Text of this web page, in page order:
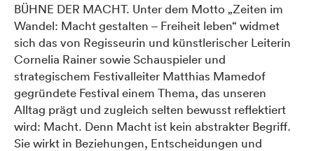
BÜHNE DER MACHT. Unter dem Motto „Zeiten im
Wandel: Macht gestalten – Freiheit leben“ widmet
sich das von Regisseurin und künstlerischer Leiterin
Cornelia Rainer sowie Schauspieler und
strategischem Festivalleiter Matthias Mamedof
gegründete Festival einem Thema, das unseren
Alltag prägt und zugleich selten bewusst reflektiert
wird: Macht. Denn Macht ist kein abstrakter Begriff.
Sie wirkt in Beziehungen, Entscheidungen und